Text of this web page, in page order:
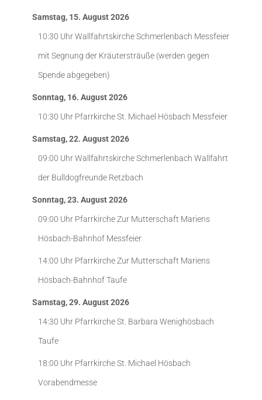
Samstag, 15. August 2026
10:30 UhrWallfahrtskirche Schmerlenbach Messfeier
mit Segnung der Kräutersträuße (werden gegen
Spende abgegeben)
Sonntag, 16. August 2026
10:30 Uhr Pfarrkirche St. Michael Hösbach Messfeier
Samstag, 22. August 2026
09:00 UhrWallfahrtskirche Schmerlenbach Wallfahrt
der Bulldogfreunde Retzbach
Sonntag, 23. August 2026
09:00 Uhr Pfarrkirche Zur Mutterschaft Mariens
Hösbach-Bahnhof Messfeier
14:00 Uhr Pfarrkirche Zur Mutterschaft Mariens
Hösbach-BahnhofTaufe
Samstag, 29. August 2026
14:30 Uhr Pfarrkirche St. Barbara Wenighösbach
Taufe
18:00 Uhr Pfarrkirche St. Michael Hösbach
Vorabendmesse